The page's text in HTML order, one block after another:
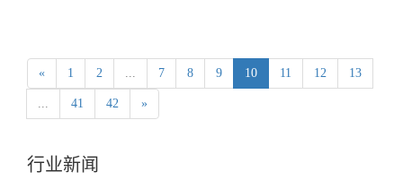
« 1 2 ... 7 8 9 10 11 12 13
... 41 42 »
行业新闻